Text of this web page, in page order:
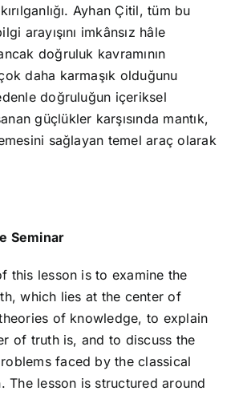
Ayhan Çitil, tüm bu
arayışını imkânsız hâle
doğruluk kavramının
çok daha karmaşık olduğunu
doğruluğun içeriksel
güçlükler karşısında mantık,
sağlayan temel araç olarak
Seminar
this lesson is to examine the
which lies at the center of
of knowledge, to explain
of truth is, and to discuss the
faced by the classical
The lesson is structured around